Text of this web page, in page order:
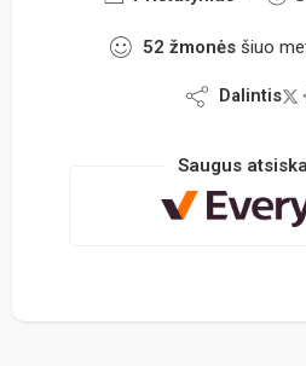
52 žmonės šiuo
Dalintis
Saugus